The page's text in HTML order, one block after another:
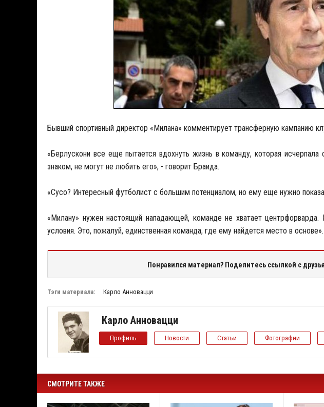
Бывший спортивный директор «Милана» комментирует трансферную кампанию
«Берлускони все еще пытается вдохнуть жизнь в команду, которая
знаком, не могут не любить его», - говорит Браида.
«Сусо? Интересный футболист с большим потенциалом, но ему еще нужно
«Милану» нужен настоящий нападающей, команде не хватает
условия. Это, пожалуй, единственная команда, где ему найдется место в основе».
Понравился материал? Поделитесь ссылкой с
Тэги материала: Карло Анновацци
Карло Анновацци
Профиль Новости Статьи Фотографии
СМОТРИТЕ ТАКЖЕ